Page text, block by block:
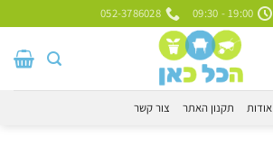
19:00 - 09:30
052-3786028
אודות תקנון האתר צור קשר